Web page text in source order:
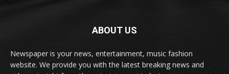
ABOUT US
Newspaper is your news, entertainment, music fashion
website. We provide you with the latest breaking news and